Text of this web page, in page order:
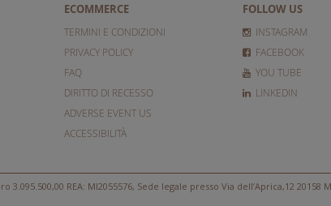
ECOMMERCE
TERMINI E CONDIZIONI
PRIVACY POLICY
FAQ
DIRITTO DI RECESSO
ADVERSE EVENT US
ACCESSIBILITÀ
FOLLOW US
INSTAGRAM
FACEBOOK
YOU TUBE
LINKEDIN
REA: MI2055576, Sede legale presso Via dell’Aprica,12 20158